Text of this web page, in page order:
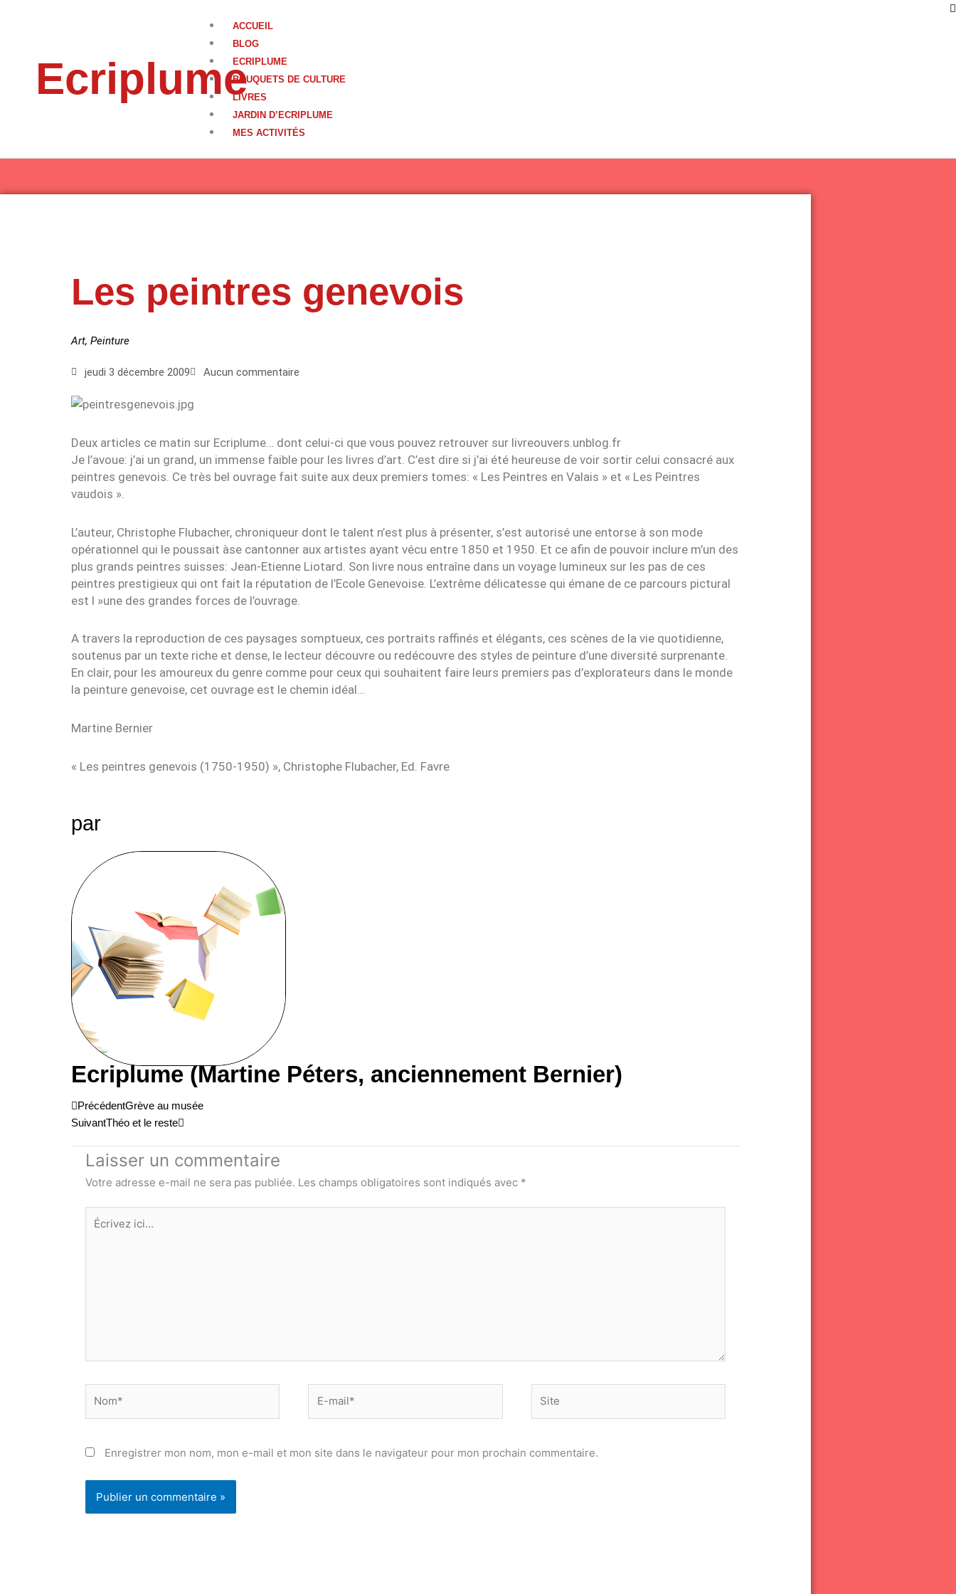
Ecriplume
ACCUEIL
BLOG
ECRIPLUME
BOUQUETS DE CULTURE
LIVRES
JARDIN D’ECRIPLUME
MES ACTIVITÉS
Les peintres genevois
Art, Peinture
jeudi 3 décembre 2009 Aucun commentaire
Deux articles ce matin sur Ecriplume… dont celui-ci que vous pouvez retrouver sur livreouvers.unblog.fr
Je l’avoue: j’ai un grand, un immense faible pour les livres d’art. C’est dire si j’ai été heureuse de voir sortir celui consacré aux
peintres genevois. Ce très bel ouvrage fait suite aux deux premiers tomes: « Les Peintres en Valais » et « Les Peintres
vaudois ».
L’auteur, Christophe Flubacher, chroniqueur dont le talent n’est plus à présenter, s’est autorisé une entorse à son mode
opérationnel qui le poussait àse cantonner aux artistes ayant vécu entre 1850 et 1950. Et ce afin de pouvoir inclure m’un des
plus grands peintres suisses: Jean-Etienne Liotard. Son livre nous entraîne dans un voyage lumineux sur les pas de ces
peintres prestigieux qui ont fait la réputation de l’Ecole Genevoise. L’extrême délicatesse qui émane de ce parcours pictural
est l »une des grandes forces de l’ouvrage.
A travers la reproduction de ces paysages somptueux, ces portraits raffinés et élégants, ces scènes de la vie quotidienne,
soutenus par un texte riche et dense, le lecteur découvre ou redécouvre des styles de peinture d’une diversité surprenante.
En clair, pour les amoureux du genre comme pour ceux qui souhaitent faire leurs premiers pas d’explorateurs dans le monde
la peinture genevoise, cet ouvrage est le chemin idéal…
Martine Bernier
« Les peintres genevois (1750-1950) », Christophe Flubacher, Ed. Favre
par
Ecriplume (Martine Péters, anciennement Bernier)
Précédent
PrécédentGrève au musée
SuivantThéo et le reste
Suivant
Laisser un commentaire
Votre adresse e-mail ne sera pas publiée. Les champs obligatoires sont indiqués avec *
Écrivez
ici…
mail*
Enregistrer mon nom, mon e-mail et mon site dans le navigateur pour mon prochain commentaire.